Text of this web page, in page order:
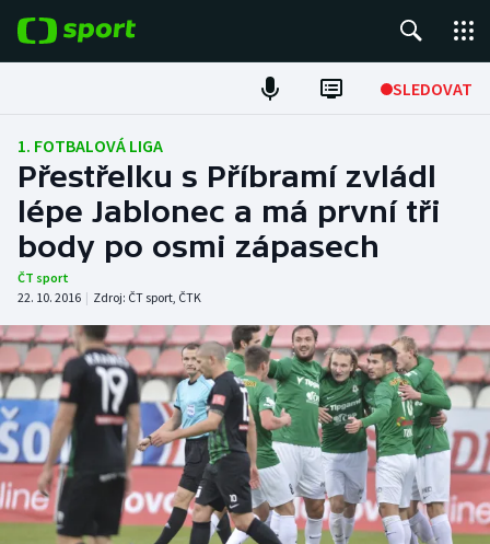
SLEDOVAT
Fotbal
Hokej
Tenis
Atletika
Cyklistika
DALŠÍ SPORTY
Americký fotbal
Baseball a softbal
NEPŘEHLÉDNĚTE
Soutěže
1. FOTBALOVÁ LIGA
Přestřelku s Příbramí zvládl
lépe Jablonec a má první tři
body po osmi zápasech
ČT sport
22. 10. 2016 | Zdroj: ČT sport, ČTK